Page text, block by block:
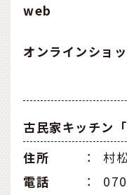
web
オンラインショ
古民家キッチン
住所
：
村
電話
：